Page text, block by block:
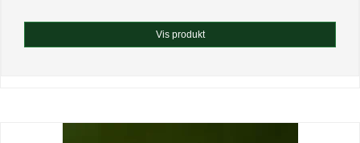
Vis produkt